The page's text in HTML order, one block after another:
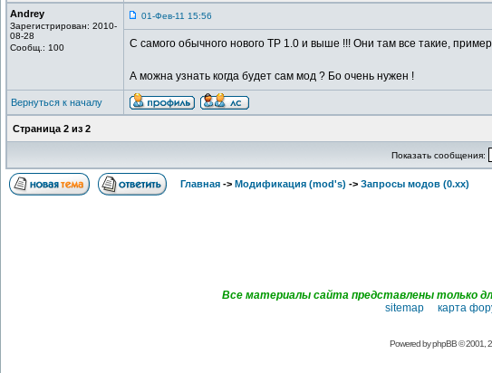
Andrey
Зарегистрирован: 2010-
08-28
Сообщ.: 100
01-Фев-11 15:56
С самого обычного нового ТР 1.0 и выше !!! Они там все такие,
А можна узнать когда будет сам мод ? Бо очень нужен !
Вернуться к началу
Страница 2 из 2
Показать сообщения:
Главная -> Модификация (mod's) -> Запросы модов (0.хх)
Все материалы сайта представлены только
sitemap карта
Powered byphpBB© 2001,